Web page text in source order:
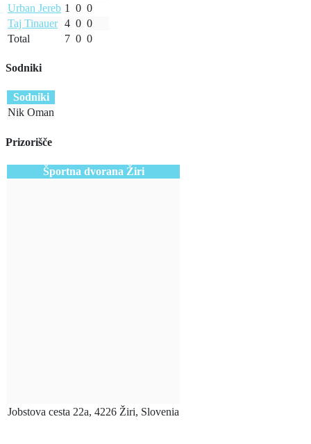
Urban Jereb 1 0 0
Taj Tinauer 4 0 0
Total
7 0 0
Sodniki
Sodniki
Nik Oman
Prizorišče
Športna dvorana Žiri
Jobstova cesta 22a, 4226 Žiri, Slovenia